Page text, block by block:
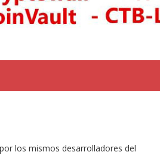
los mismos desarrolladores del